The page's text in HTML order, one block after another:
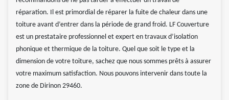
réparation. Il est primordial de réparer la fuite de chaleur dans une
toiture avant d’entrer dans la période de grand froid. LF Couverture
est un prestataire professionnel et expert en travaux d’isolation
phonique et thermique de la toiture. Quel que soit le type et la
dimension de votre toiture, sachez que nous sommes prêts à assurer
votre maximum satisfaction. Nous pouvons intervenir dans toute la
zone de Dirinon 29460.